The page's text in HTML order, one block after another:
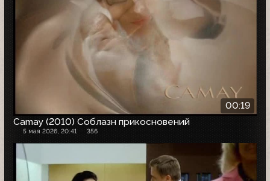
00:19
Camay (2010) Соблазн прикосновений
5 мая 2026, 20:41 356